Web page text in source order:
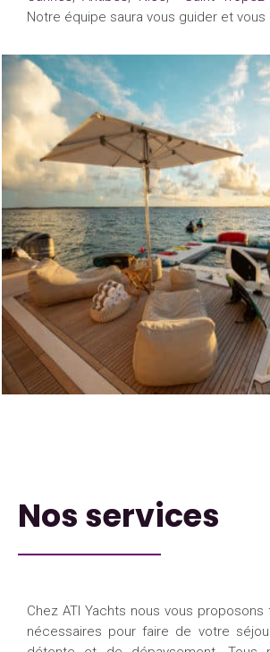
Notre équipe saura vous guider et
Nos services
Chez ATI Yachts nous vous
nécessaires pour faire de votre